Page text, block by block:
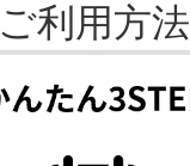
ご利用方法